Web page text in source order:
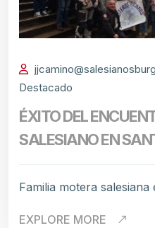
Destacado
ÉXITO DEL
SALESIANO EN
Familia motera salesiana
EXPLORE MORE